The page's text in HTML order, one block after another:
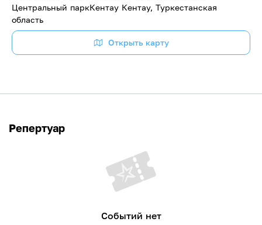
Центральный парк​Кентау Кентау, Туркестанская
область
Открыть карту
Репертуар
Событий нет